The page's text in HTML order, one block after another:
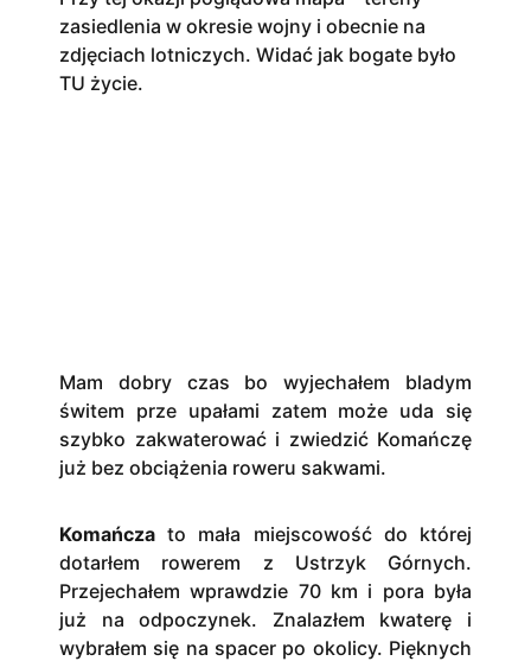
zasiedlenia w okresie wojny i obecnie na
zdjęciach lotniczych. Widać jak bogate było
TU życie.
Mam dobry czas bo wyjechałem bladym
świtem prze upałami zatem może uda się
szybko zakwaterować i zwiedzić Komańczę
już bez obciążenia roweru sakwami.
Komańcza to mała miejscowość do której
dotarłem rowerem z Ustrzyk Górnych.
Przejechałem wprawdzie 70 km i pora była
już na odpoczynek. Znalazłem kwaterę i
wybrałem się na spacer po okolicy. Pięknych